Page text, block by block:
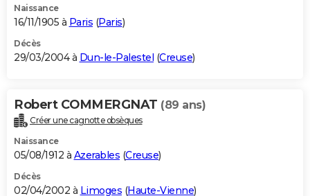
Naissance
16/11/1905 à Paris (Paris)
Décès
29/03/2004 à Dun-le-Palestel (Creuse)
Robert COMMERGNAT (89 ans)
Créer une cagnotte obsèques
Naissance
05/08/1912 à Azerables (Creuse)
Décès
02/04/2002 à Limoges (Haute-Vienne)